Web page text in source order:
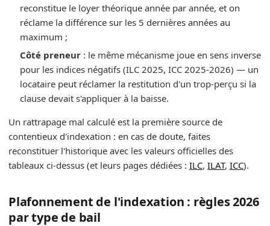
reconstitue le loyer théorique année par année, et on
réclame la différence sur les 5 dernières années au
maximum ;
Côté preneur: le même mécanisme joue en sens inverse
pour les indices négatifs (ILC 2025, ICC 2025-2026) — un
locataire peut réclamer la restitution d'un trop-perçu si la
clause devait s'appliquer à la baisse.
Un rattrapage mal calculé est la première source de
contentieux d'indexation : en cas de doute, faites
reconstituer l'historique avec les valeurs officielles des
tableaux ci-dessus (et leurs pages dédiées : ILC, ILAT, ICC).
Plafonnement de l'indexation : règles 2026
par type de bail